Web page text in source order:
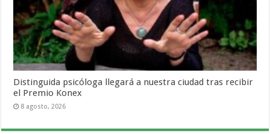
Distinguida psicóloga llegará a nuestra ciudad tras recibir
el Premio Konex
8 agosto, 2026